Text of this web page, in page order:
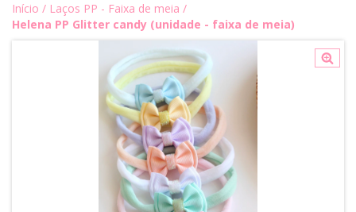
Início / Laços PP - Faixa de meia /
Helena PP Glitter candy (unidade - faixa de meia)